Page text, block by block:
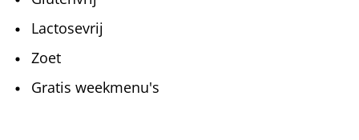
Lactosevrij
Zoet
Gratis weekmenu's